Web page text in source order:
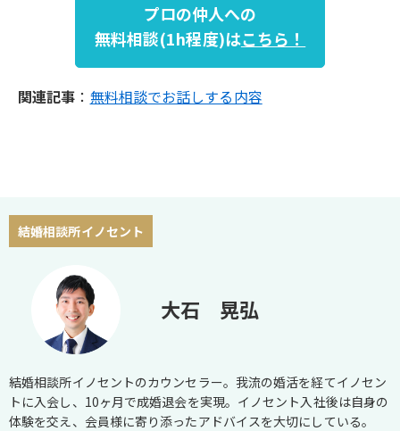
プロの仲人への
無料相談(1h程度)はこちら！
関連記事 ： 無料相談でお話しする内容
結婚相談所イノセント
大石 晃弘
結婚相談所イノセントのカウンセラー。我流の婚活を経てイノセン
トに入会し、10ヶ月で成婚退会を実現。イノセント入社後は自身の
体験を交え、会員様に寄り添ったアドバイスを大切にしている。